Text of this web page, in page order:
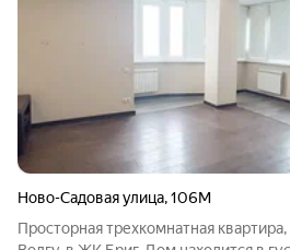
Ново-Садовая улица,106М
Просторная трехкомнатная